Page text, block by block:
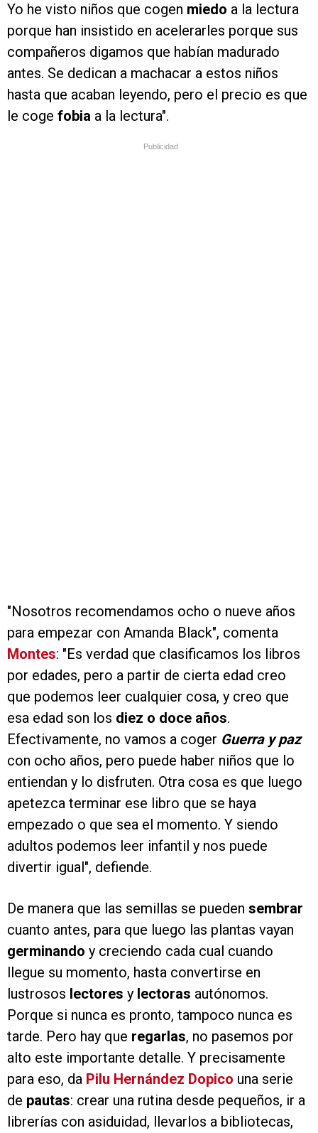
Yo he visto niños que cogen miedo a la lectura
porque han insistido en acelerarles porque sus
compañeros digamos que habían madurado
antes. Se dedican a machacar a estos niños
hasta que acaban leyendo, pero el precio es que
le coge fobia a la lectura".
Publicidad
"Nosotros recomendamos ocho o nueve años
para empezar con Amanda Black", comenta
Montes: "Es verdad que clasificamos los libros
por edades, pero a partir de cierta edad creo
que podemos leer cualquier cosa, y creo que
esa edad son los diez o doce años.
Efectivamente, no vamos a coger Guerra y paz
con ocho años, pero puede haber niños que lo
entiendan y lo disfruten. Otra cosa es que luego
apetezca terminar ese libro que se haya
empezado o que sea el momento. Y siendo
adultos podemos leer infantil y nos puede
divertir igual", defiende.
De manera que las semillas se pueden sembrar
cuanto antes, para que luego las plantas vayan
germinando y creciendo cada cual cuando
llegue su momento, hasta convertirse en
lustrosos lectores y lectoras autónomos.
Porque si nunca es pronto, tampoco nunca es
tarde. Pero hay que regarlas, no pasemos por
alto este importante detalle. Y precisamente
para eso, da Pilu Hernández Dopico una serie
de pautas: crear una rutina desde pequeños, ir a
librerías con asiduidad, llevarlos a bibliotecas,